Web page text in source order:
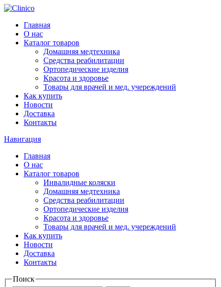
Главная
О нас
Каталог товаров
Домашняя медтехника
Средства реабилитации
Ортопедические изделия
Красота и здоровье
Товары для врачей и мед. учереждений
Как купить
Новости
Доставка
Контакты
Навигация
Главная
О нас
Каталог товаров
Инвалидные коляски
Домашняя медтехника
Средства реабилитации
Ортопедические изделия
Красота и здоровье
Товары для врачей и мед. учереждений
Как купить
Новости
Доставка
Контакты
Поиск